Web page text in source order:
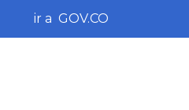
ir a GOV.CO